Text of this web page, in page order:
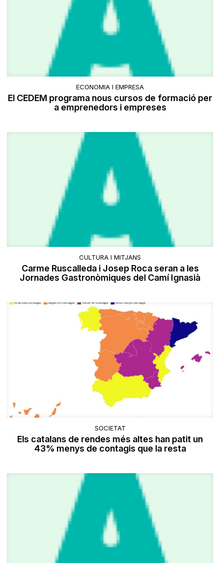
ECONOMIA I EMPRESA
El CEDEM programa nous cursos de formació per
a emprenedors i empreses
CULTURA I MITJANS
Carme Ruscalleda i Josep Roca seran a les
Jornades Gastronòmiques del Camí Ignasià
SOCIETAT
Els catalans de rendes més altes han patit un
43% menys de contagis que la resta